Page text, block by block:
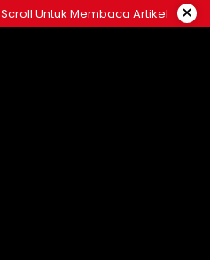
Scroll Untuk Membaca Artikel ×